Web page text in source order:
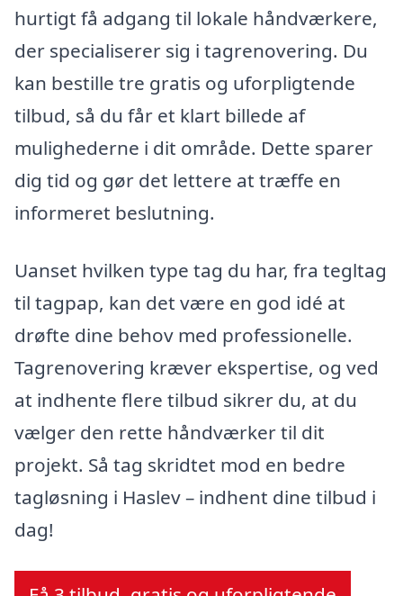
hurtigt få adgang til lokale håndværkere,
der specialiserer sig i tagrenovering. Du
kan bestille tre gratis og uforpligtende
tilbud, så du får et klart billede af
mulighederne i dit område. Dette sparer
dig tid og gør det lettere at træffe en
informeret beslutning.
Uanset hvilken type tag du har, fra tegltag
til tagpap, kan det være en god idé at
drøfte dine behov med professionelle.
Tagrenovering kræver ekspertise, og ved
at indhente flere tilbud sikrer du, at du
vælger den rette håndværker til dit
projekt. Så tag skridtet mod en bedre
tagløsning i Haslev – indhent dine tilbud i
dag!